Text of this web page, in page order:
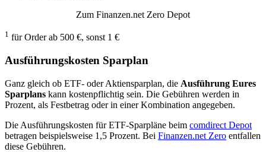
Zum Finanzen.net Zero Depot
1 für Order ab 500 €, sonst 1 €
Ausführungskosten Sparplan
Ganz gleich ob ETF- oder Aktiensparplan, die Ausführung Eures
Sparplans kann kostenpflichtig sein. Die Gebühren werden in
Prozent, als Festbetrag oder in einer Kombination angegeben.
Die Ausführungskosten für ETF-Sparpläne beim comdirect Depot
betragen beispielsweise 1,5 Prozent. Bei Finanzen.net Zero entfallen
diese Gebühren.